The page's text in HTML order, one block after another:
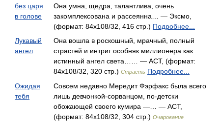
без царя
в голове
Она умна, щедра, талантлива, очень
закомплексована и рассеянна… — Эксмо,
(формат: 84x108/32, 416 стр.) Подробнее...
Лукавый
ангел
Она вошла в роскошный, мрачный, полный
страстей и интриг особняк миллионера как
истинный ангел света…… — АСТ, (формат:
84x108/32, 320 стр.) Страсть Подробнее...
Ожидая
тебя
Совсем недавно Мередит Фэрфакс была всего
лишь девчонкой-сорванцом, по-детски
обожающей своего кумира —… — АСТ,
(формат: 84x108/32, 304 стр.) Очарование